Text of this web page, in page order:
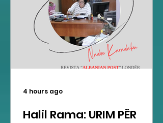
Halil Rama: URIM PËR
4 hours ago